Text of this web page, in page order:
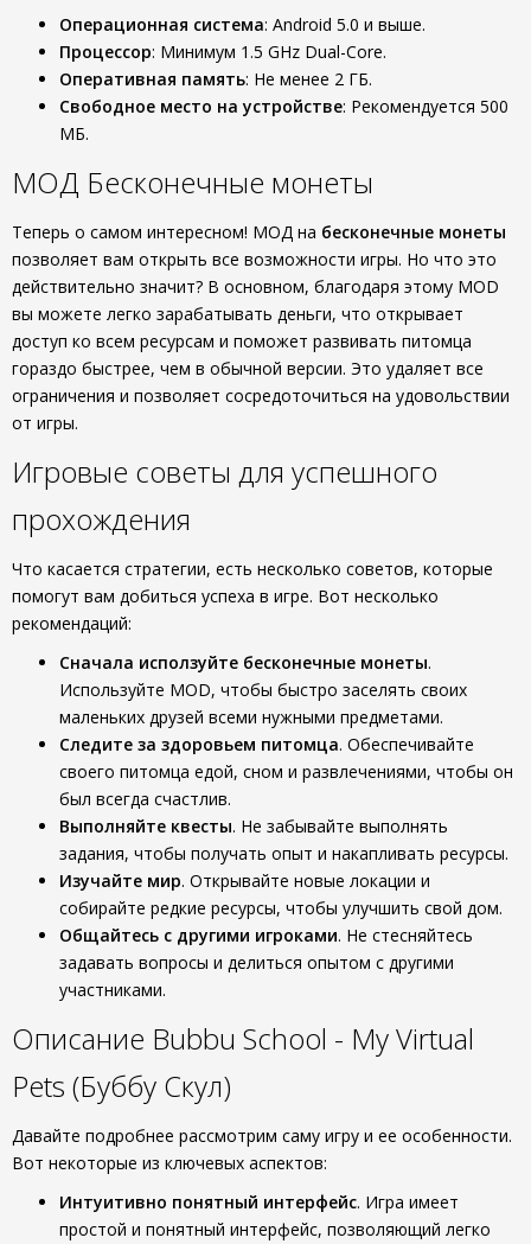
Операционная система: Android 5.0 и выше.
Процессор: Минимум 1.5 GHz Dual-Core.
Оперативная память: Не менее 2 ГБ.
Свободное место на устройстве: Рекомендуется 500
МБ.
МОД Бесконечные монеты
Теперь о самом интересном! МОД на бесконечные монеты
позволяет вам открыть все возможности игры. Но что это
действительно значит? В основном, благодаря этому MOD
вы можете легко зарабатывать деньги, что открывает
доступ ко всем ресурсам и поможет развивать питомца
гораздо быстрее, чем в обычной версии. Это удаляет все
ограничения и позволяет сосредоточиться на удовольствии
от игры.
Игровые советы для успешного
прохождения
Что касается стратегии, есть несколько советов, которые
помогут вам добиться успеха в игре. Вот несколько
рекомендаций:
Сначала исползуйте бесконечные монеты.
Используйте MOD, чтобы быстро заселять своих
маленьких друзей всеми нужными предметами.
Следите за здоровьем питомца. Обеспечивайте
своего питомца едой, сном и развлечениями, чтобы он
был всегда счастлив.
Выполняйте квесты. Не забывайте выполнять
задания, чтобы получать опыт и накапливать ресурсы.
Изучайте мир. Открывайте новые локации и
собирайте редкие ресурсы, чтобы улучшить свой дом.
Общайтесь с другими игроками. Не стесняйтесь
задавать вопросы и делиться опытом с другими
участниками.
Описание Bubbu School - My Virtual
Pets (Буббу Скул)
Давайте подробнее рассмотрим саму игру и ее особенности.
Вот некоторые из ключевых аспектов:
Интуитивно понятный интерфейс. Игра имеет
простой и понятный интерфейс, позволяющий легко